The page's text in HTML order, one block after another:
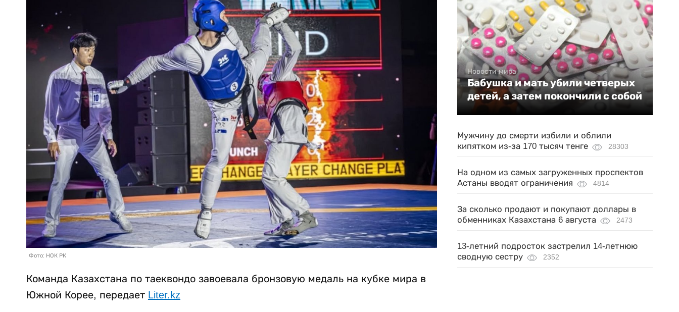
Фото: НОК РК
Команда Казахстана по таеквондо завоевала бронзовую медаль на кубке мира в
Южной Корее, передает Liter.kz
Новости мира
Бабушка и мать убили четверых
детей, а затем покончили с собой
Мужчину до смерти избили и облили
кипятком из-за 170 тысяч тенге
28303
На одном из самых загруженных проспектов
Астаны вводят ограничения
4814
За сколько продают и покупают доллары в
обменниках Казахстана 6 августа
2473
13-летний подросток застрелил 14-летнюю
сводную сестру
2352